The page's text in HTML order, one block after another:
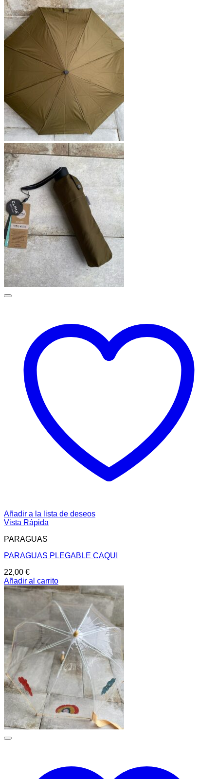
Añadir a la lista de deseos
Vista Rápida
PARAGUAS
PARAGUAS PLEGABLE CAQUI
22,00 €
Añadir al carrito